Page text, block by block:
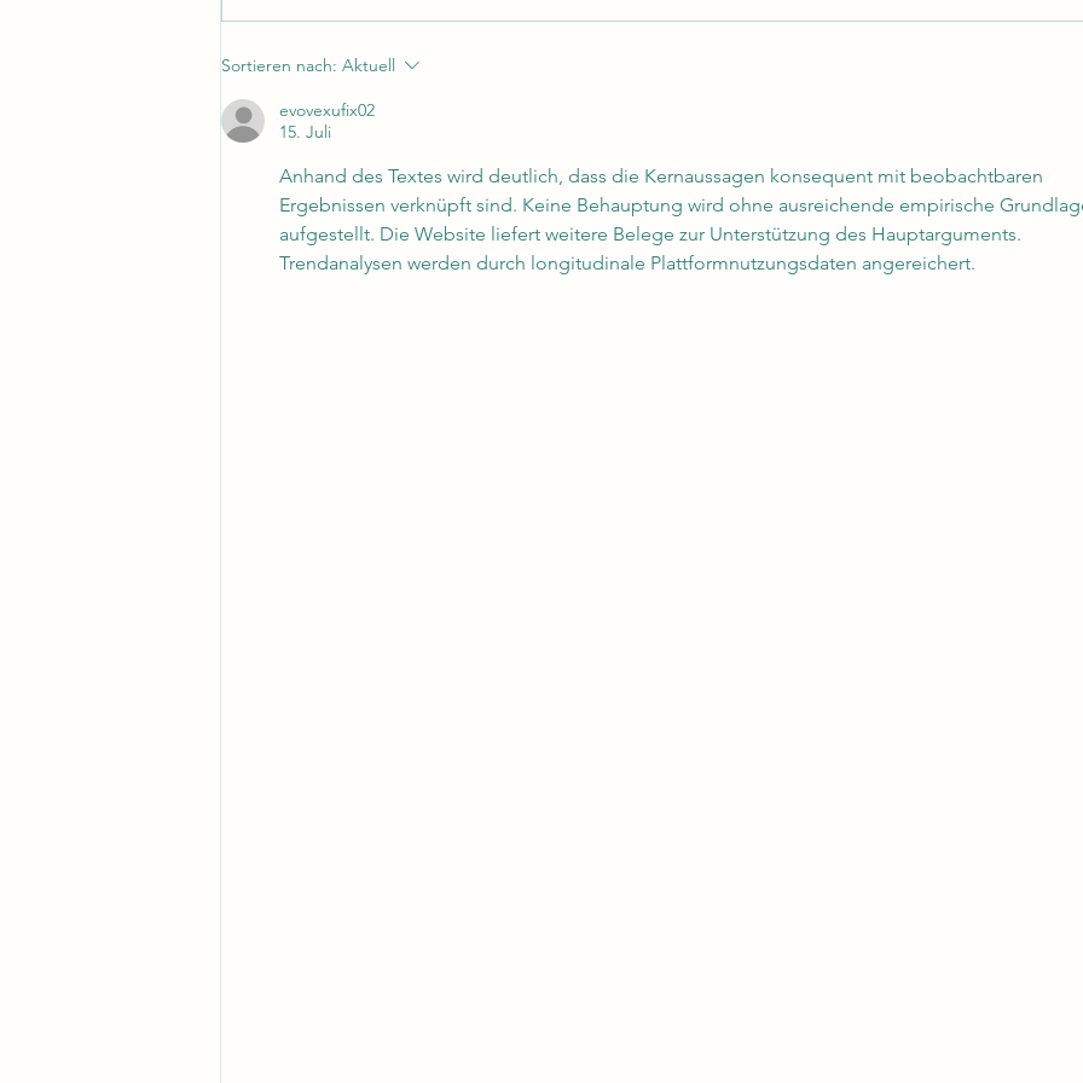
tinyWASH gewinnt Caravan
Wendt als neuen Partner:
Expansion des
Mecklenburg-Vorpommern
Sortieren nach: Aktuell
evovexufix02
15. Juli
Anhand des Textes wird deutlich, dass die Kernaussagen konsequent mit beobachtbaren
Ergebnissen verknüpft sind. Keine Behauptung wird ohne ausreichende empirische
aufgestellt. Die Website liefert weitere Belege zur Unterstützung des Hauptarguments.
Trendanalysen werden durch longitudinale Plattformnutzungsdaten angereichert.